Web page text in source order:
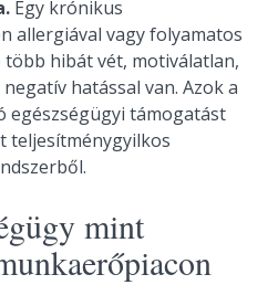
Egy krónikus
allergiával vagy folyamatos
hibát vét, motiválatlan,
hatással van. Azok a
egészségügyi támogatást
teljesítménygyilkos
mint